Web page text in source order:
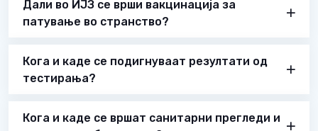
Дали во ИЈЗ се врши вакцинација за
патување во странство?
Кога и каде се подигнуваат резултати од
тестирања?
Кога и каде се вршат санитарни прегледи и